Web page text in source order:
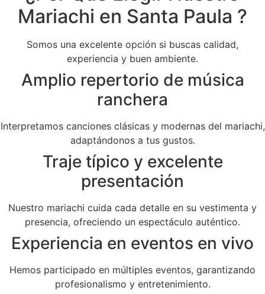
Mariachi en Santa Paula ?
Somos una excelente opción si buscas calidad,
experiencia y buen ambiente.
Amplio repertorio de música
ranchera
Interpretamos canciones clásicas y modernas del mariachi,
adaptándonos a tus gustos.
Traje típico y excelente
presentación
Nuestro mariachi cuida cada detalle en su vestimenta y
presencia, ofreciendo un espectáculo auténtico.
Experiencia en eventos en vivo
Hemos participado en múltiples eventos, garantizando
profesionalismo y entretenimiento.